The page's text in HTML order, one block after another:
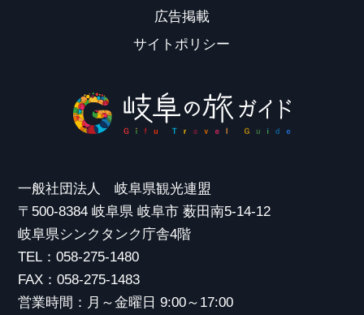
広告掲載
サイトポリシー
一般社団法人 岐阜県観光連盟
〒500-8384 岐阜県 岐阜市 薮田南5-14-12
岐阜県シンクタンク庁舎4階
TEL：058-275-1480
FAX：058-275-1483
営業時間：月～金曜日 9:00～17:00